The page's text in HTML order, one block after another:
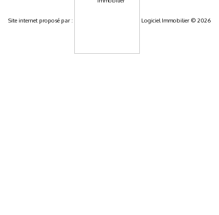
Site internet proposé par : Logiciel Immobilier © 2026